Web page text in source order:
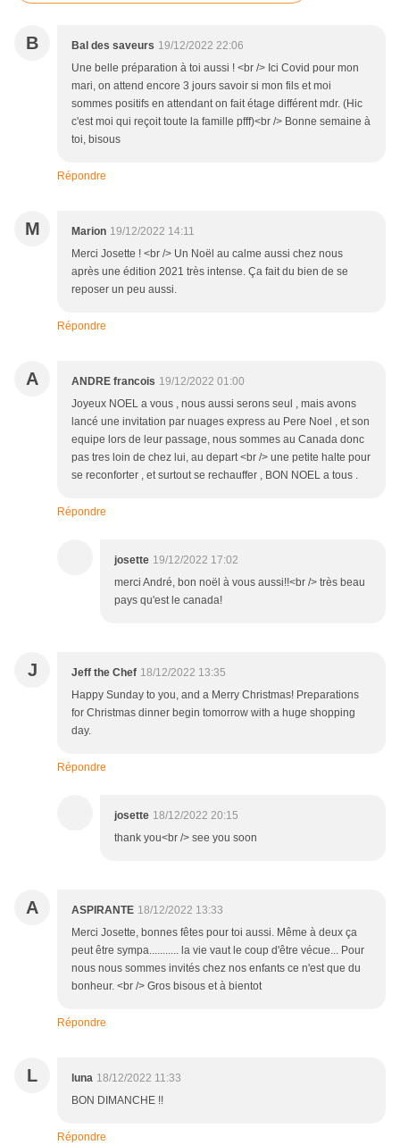
B Bal des saveurs 19/12/2022 22:06
Une belle préparation à toi aussi ! <br /> Ici Covid pour mon
mari, on attend encore 3 jours savoir si mon fils et moi
sommes positifs en attendant on fait étage différent mdr. (Hic
c'est moi qui reçoit toute la famille pfff)<br /> Bonne semaine à
toi, bisous
Répondre
M Marion 19/12/2022 14:11
Merci Josette ! <br /> Un Noël au calme aussi chez nous
après une édition 2021 très intense. Ça fait du bien de se
reposer un peu aussi.
Répondre
A ANDRE francois 19/12/2022 01:00
Joyeux NOEL a vous , nous aussi serons seul , mais avons
lancé une invitation par nuages express au Pere Noel , et son
equipe lors de leur passage, nous sommes au Canada donc
pas tres loin de chez lui, au depart <br /> une petite halte pour
se reconforter , et surtout se rechauffer , BON NOEL a tous .
Répondre
josette 19/12/2022 17:02
merci André, bon noël à vous aussi!!<br /> très beau
pays qu'est le canada!
J Jeff the Chef 18/12/2022 13:35
Happy Sunday to you, and a Merry Christmas! Preparations
for Christmas dinner begin tomorrow with a huge shopping
day.
Répondre
josette 18/12/2022 20:15
thank you<br /> see you soon
A ASPIRANTE 18/12/2022 13:33
Merci Josette, bonnes fêtes pour toi aussi. Même à deux ça
peut être sympa........... la vie vaut le coup d'être vécue... Pour
nous nous sommes invités chez nos enfants ce n'est que du
bonheur. <br /> Gros bisous et à bientot
Répondre
L luna 18/12/2022 11:33
BON DIMANCHE !!
Répondre